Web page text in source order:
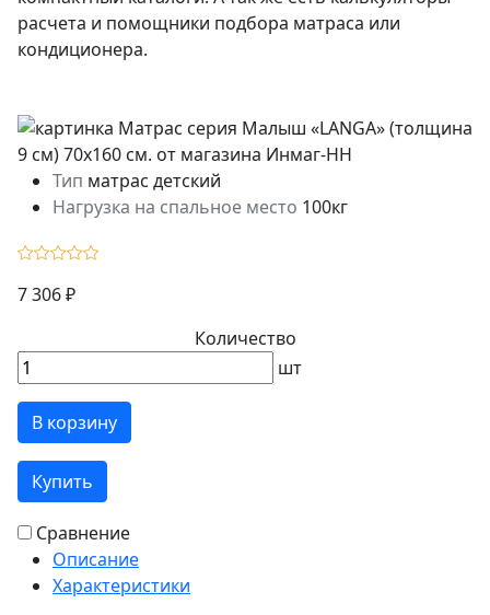
расчета и помощники подбора матраса или
кондиционера.
Тип матрас детский
Нагрузка на спальное место 100кг
7 306 ₽
Количество
шт
В корзину
Купить
Сравнение
Описание
Характеристики